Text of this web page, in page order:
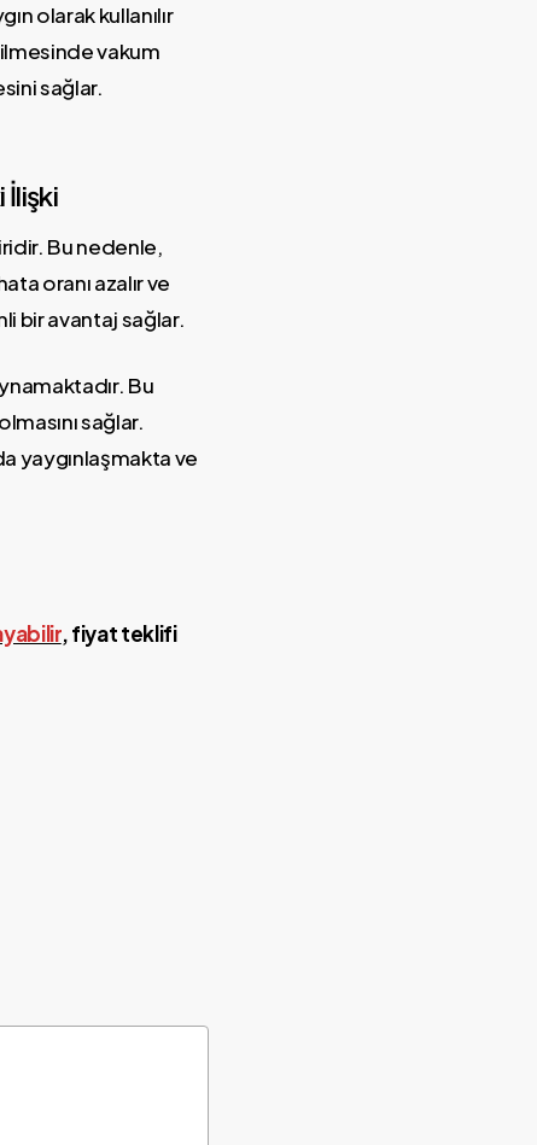
olarak kullanılır
vakum
sağlar.
İlişki
Bu nedenle,
oranı azalır ve
bir avantaj sağlar.
Bu
sağlar.
yaygınlaşmakta ve
, fiyat teklifi